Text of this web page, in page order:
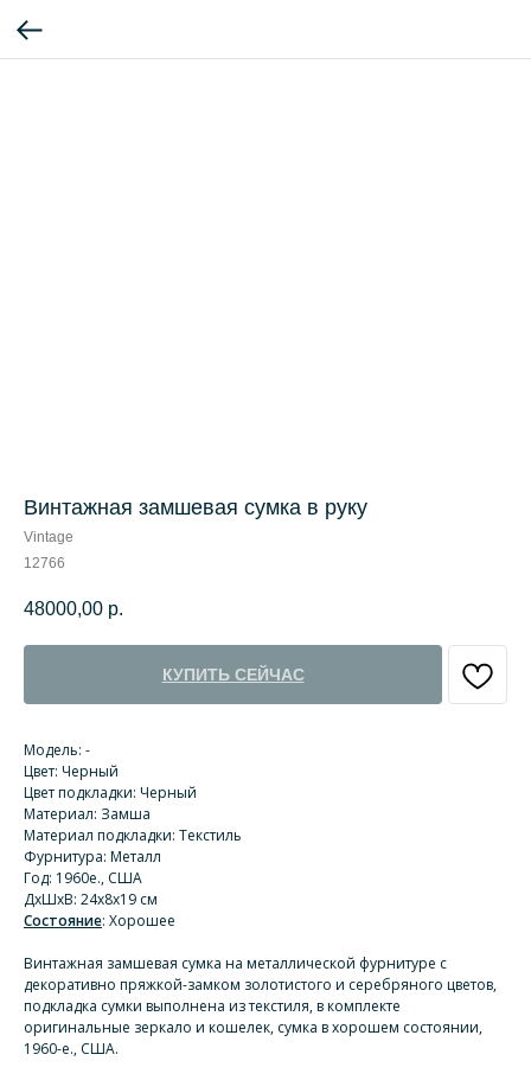
Винтажная замшевая сумка в руку
Vintage
12766
48000,00 р.
КУПИТЬ СЕЙЧАС
Модель: -
Цвет: Черный
Цвет подкладки: Черный
Материал: Замша
Материал подкладки: Текстиль
Фурнитура: Металл
Год: 1960е., США
ДхШхВ: 24х8х19 см
Состояние: Хорошее
Винтажная замшевая сумка на металлической фурнитуре с
декоративно пряжкой-замком золотистого и серебряного цветов,
подкладка сумки выполнена из текстиля, в комплекте
оригинальные зеркало и кошелек, сумка в хорошем состоянии,
1960-е., США.